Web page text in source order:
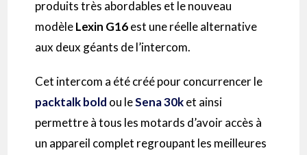
produits très abordables et le nouveau
modèleLexin G16est une réelle alternative
aux deux géants de l’intercom.
Cet intercom a été créé pour concurrencer le
packtalk bold ou leSena 30ket ainsi
permettre à tous les motards d’avoir accès à
un appareil complet regroupant les meilleures